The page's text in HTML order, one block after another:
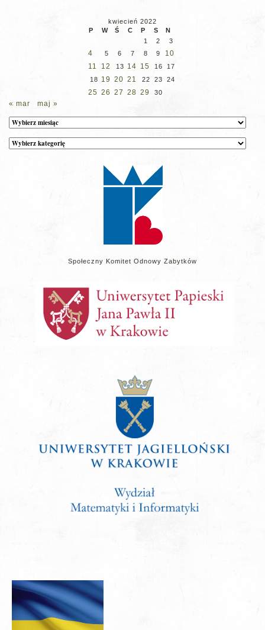
kwiecień 2022
P
W Ś C P S
N
1
2 3
4 5 6 7 8 9
10
11
12 13 14 15 16
17
18 19 20 21 22 23 24
25 26 27 28 29 30
« mar maj »
Archiwum
Kategorie
wpisów
Społeczny Komitet Odnowy Zabytków